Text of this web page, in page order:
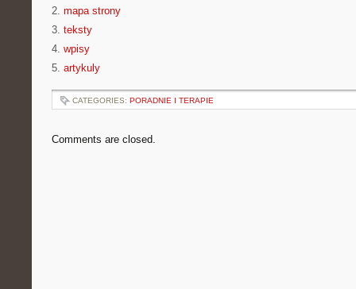
2. mapa strony
3. teksty
4. wpisy
5. artykuly
CATEGORIES: PORADNIE I TERAPIE
Comments are closed.